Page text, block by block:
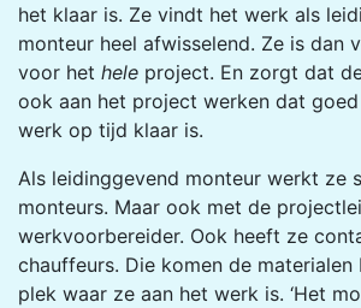
het klaar is. Ze vindt het werk als
monteur heel afwisselend. Ze is dan
voor het hele project. En zorgt dat
ook aan het project werken dat
werk op tijd klaar is.
Als leidinggevend monteur werkt ze
monteurs. Maar ook met de
werkvoorbereider. Ook heeft ze
chauffeurs. Die komen de materialen
plek waar ze aan het werk is. ‘Het